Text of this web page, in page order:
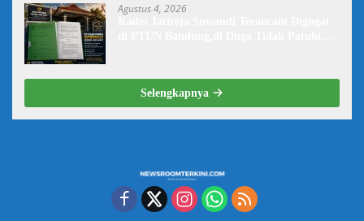
Agustus 4, 2026
Selengkapnya